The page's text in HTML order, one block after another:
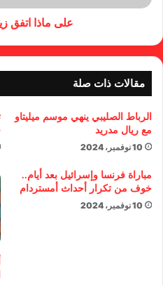
على ماذا اتفق
مقالات ذات صلة
الرباط الصليبي ينهي موسم ميليتاو
مع ريال مدريد
10 نوفمبر، 2024
مباراة فرنسا وإسرائيل بعد أيام..
خوف من تكرار أحداث أمستردام
10 نوفمبر، 2024